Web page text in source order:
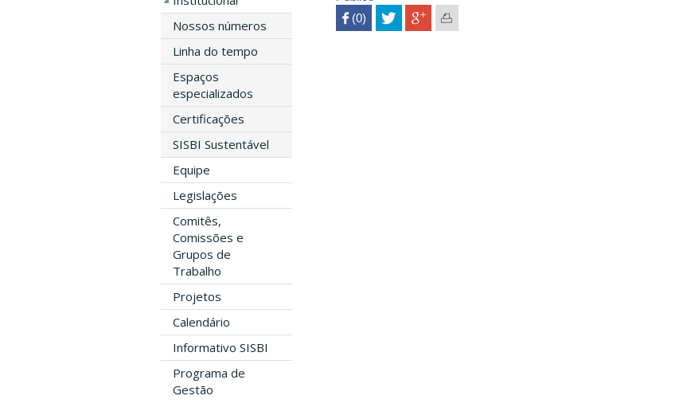
Nossos números
Linha do tempo
Espaços
especializados
Certificações
SISBI Sustentável
Equipe
Legislações
Comitês,
Comissões e
Grupos de
Trabalho
Projetos
Calendário
Informativo SISBI
Programa de
Gestão
 (0)